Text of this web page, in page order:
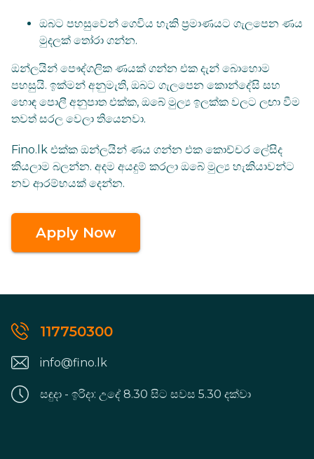
ඔබට පහසුවෙන් ගෙවිය හැකි ප්‍රමාණයට ගැලපෙන ණය
මුදලක් තෝරා ගන්න.
ඔන්ලයින් පෞද්ගලික ණයක් ගන්න එක දැන් බොහොම
පහසුයි. ඉක්මන් අනුමැති, ඔබට ගැලපෙන කොන්දේසි සහ
හොඳ පොලී අනුපාත එක්ක, ඔබේ මුල්‍ය ඉලක්ක වලට ලඟා වීම
තවත් සරල වෙලා තියෙනවා.
Fino.lk එක්ක ඔන්ලයින් ණය ගන්න එක කොච්චර ලේසිද
කියලාම බලන්න. අදම අයදුම් කරලා ඔබේ මුල්‍ය හැකියාවන්ට
නව ආරම්භයක් දෙන්න.
Apply Now
117750300
info@fino.lk
සඳුදා - ඉරිදා: උදේ 8.30 සිට සවස 5.30 දක්වා